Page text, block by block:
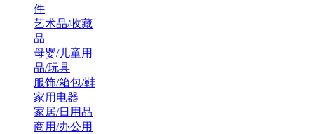
件
艺术品/收藏
品
母婴/儿童用
品/玩具
服饰/箱包/鞋
家用电器
家居/日用品
商用/办公用